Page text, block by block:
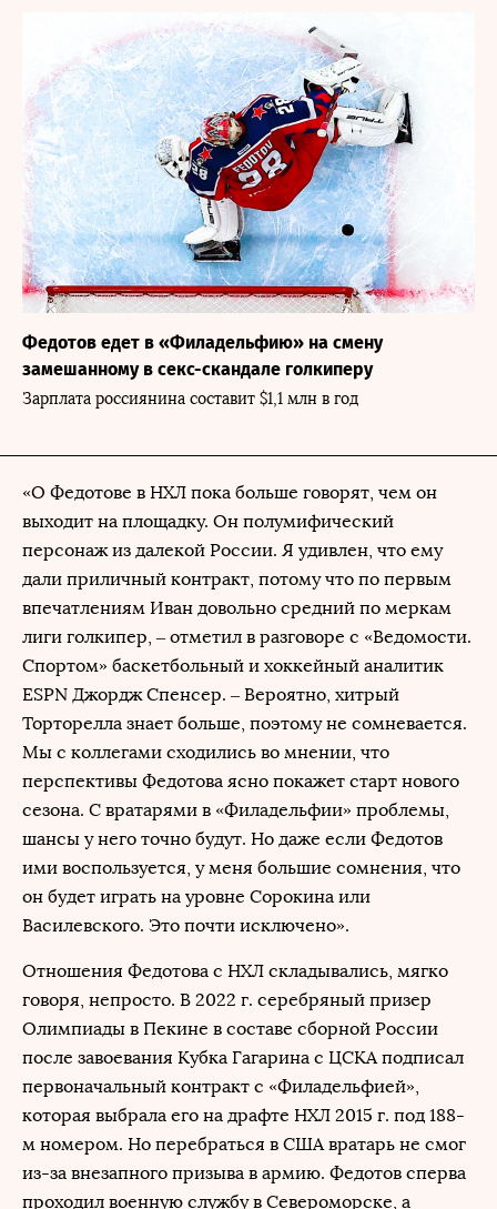
Федотов едет в «Филадельфию» на смену
замешанному в секс-скандале голкиперу
Зарплата россиянина составит $1,1 млн в год
«О Федотове в НХЛ пока больше говорят, чем он
выходит на площадку. Он полумифический
персонаж из далекой России. Я удивлен, что ему
дали приличный контракт, потому что по первым
впечатлениям Иван довольно средний по меркам
лиги голкипер, – отметил в разговоре с «Ведомости.
Спортом» баскетбольный и хоккейный аналитик
ESPN Джордж Спенсер. – Вероятно, хитрый
Торторелла знает больше, поэтому не сомневается.
Мы с коллегами сходились во мнении, что
перспективы Федотова ясно покажет старт нового
сезона. С вратарями в «Филадельфии» проблемы,
шансы у него точно будут. Но даже если Федотов
ими воспользуется, у меня большие сомнения, что
он будет играть на уровне Сорокина или
Василевского. Это почти исключено».
Отношения Федотова с НХЛ складывались, мягко
говоря, непросто. В 2022 г. серебряный призер
Олимпиады в Пекине в составе сборной России
после завоевания Кубка Гагарина с ЦСКА подписал
первоначальный контракт с «Филадельфией»,
которая выбрала его на драфте НХЛ 2015 г. под 188-
м номером. Но перебраться в США вратарь не смог
из-за внезапного призыва в армию. Федотов сперва
проходил военную службу в Североморске, а